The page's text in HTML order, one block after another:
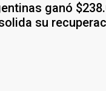
ganó
su